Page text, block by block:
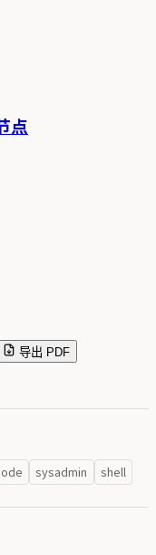
点
导出 PDF
sysadmin shell